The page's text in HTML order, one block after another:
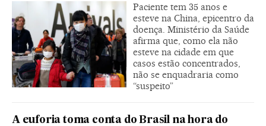
Paciente tem 35 anos e
esteve na China, epicentro da
doença. Ministério da Saúde
afirma que, como ela não
esteve na cidade em que
casos estão concentrados,
não se enquadraria como
“suspeito”
A euforia toma conta do Brasil na hora do